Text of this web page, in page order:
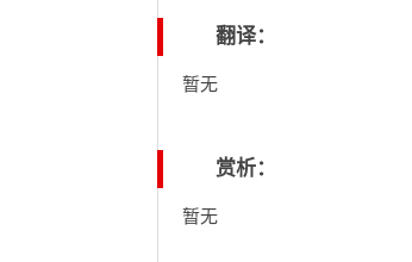
翻译：
暂无
赏析：
暂无